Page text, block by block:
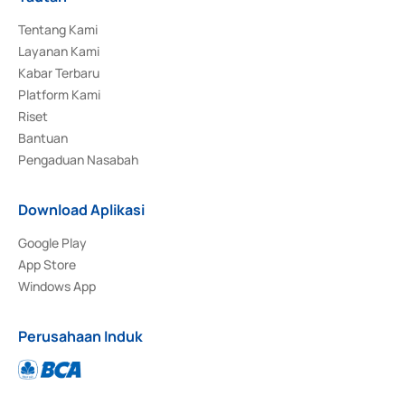
Tentang Kami
Layanan Kami
Kabar Terbaru
Platform Kami
Riset
Bantuan
Pengaduan Nasabah
Download Aplikasi
Google Play
App Store
Windows App
Perusahaan Induk